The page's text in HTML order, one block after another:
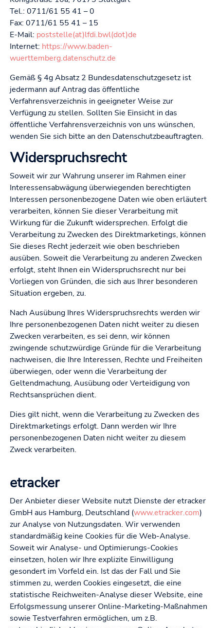
Tel.: 0711/61 55 41 – 0
Fax: 0711/61 55 41 – 15
E-Mail: poststelle(at)lfdi.bwl(dot)de
Internet: https://www.baden-
wuerttemberg.datenschutz.de
Gemäß § 4g Absatz 2 Bundesdatenschutzgesetz ist
jedermann auf Antrag das öffentliche
Verfahrensverzeichnis in geeigneter Weise zur
Verfügung zu stellen. Sollten Sie Einsicht in das
öffentliche Verfahrensverzeichnis von uns wünschen,
wenden Sie sich bitte an den Datenschutzbeauftragten.
Widerspruchsrecht
Soweit wir zur Wahrung unserer im Rahmen einer
Interessensabwägung überwiegenden berechtigten
Interessen personenbezogene Daten wie oben erläutert
verarbeiten, können Sie dieser Verarbeitung mit
Wirkung für die Zukunft widersprechen. Erfolgt die
Verarbeitung zu Zwecken des Direktmarketings, können
Sie dieses Recht jederzeit wie oben beschrieben
ausüben. Soweit die Verarbeitung zu anderen Zwecken
erfolgt, steht Ihnen ein Widerspruchsrecht nur bei
Vorliegen von Gründen, die sich aus Ihrer besonderen
Situation ergeben, zu.
Nach Ausübung Ihres Widerspruchsrechts werden wir
Ihre personenbezogenen Daten nicht weiter zu diesen
Zwecken verarbeiten, es sei denn, wir können
zwingende schutzwürdige Gründe für die Verarbeitung
nachweisen, die Ihre Interessen, Rechte und Freiheiten
überwiegen, oder wenn die Verarbeitung der
Geltendmachung, Ausübung oder Verteidigung von
Rechtsansprüchen dient.
Dies gilt nicht, wenn die Verarbeitung zu Zwecken des
Direktmarketings erfolgt. Dann werden wir Ihre
personenbezogenen Daten nicht weiter zu diesem
Zweck verarbeiten.
etracker
Der Anbieter dieser Website nutzt Dienste der etracker
GmbH aus Hamburg, Deutschland (www.etracker.com)
zur Analyse von Nutzungsdaten. Wir verwenden
standardmäßig keine Cookies für die Web-Analyse.
Soweit wir Analyse- und Optimierungs-Cookies
einsetzen, holen wir Ihre explizite Einwilligung
gesondert im Vorfeld ein. Ist das der Fall und Sie
stimmen zu, werden Cookies eingesetzt, die eine
statistische Reichweiten-Analyse dieser Website, eine
Erfolgsmessung unserer Online-Marketing-Maßnahmen
sowie Testverfahren ermöglichen, um z.B.